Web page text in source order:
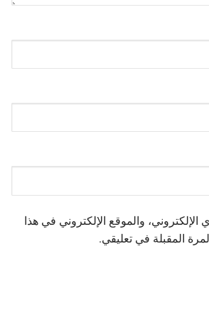
والموقع الإلكتروني في هذا
المقبلة في تعليقي.